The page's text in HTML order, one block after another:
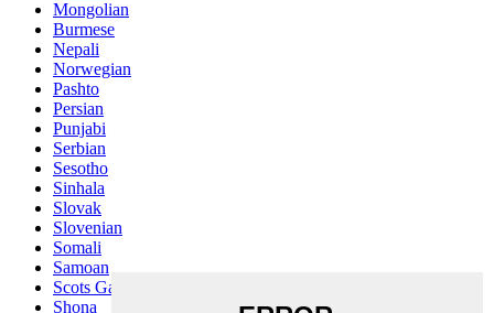
Mongolian
Burmese
Nepali
Norwegian
Pashto
Persian
Punjabi
Serbian
Sesotho
Sinhala
Slovak
Slovenian
Somali
Samoan
Scots Gaelic
Shona